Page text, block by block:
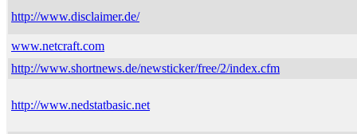
http://www.disclaimer.de/
www.netcraft.com
http://www.shortnews.de/newsticker/free/2/index.cfm
http://www.nedstatbasic.net